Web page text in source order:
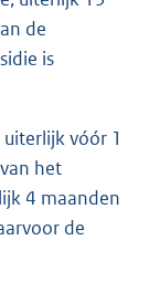
de
is
vóór 1
het
4 maanden
de